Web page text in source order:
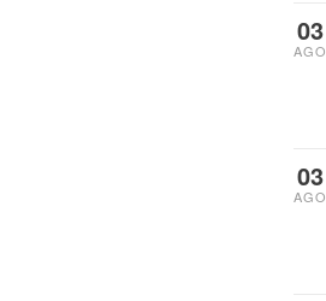
03
AGO
03
AGO